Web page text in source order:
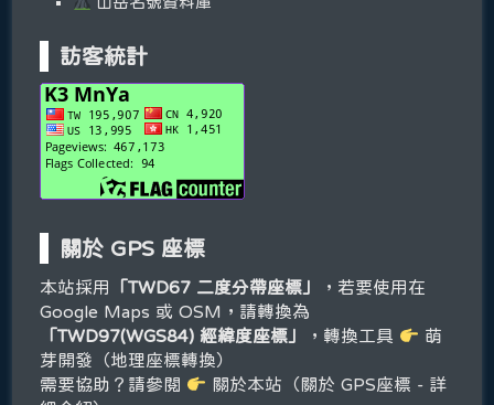
訪客統計
關於 GPS 座標
本站採用 「TWD67 二度分帶座標」
，若要使用在
Google Maps 或 OSM，請轉換為
「TWD97(WGS84) 經緯度座標」
，轉換工具
萌
芽開發（地理座標轉換）
需要協助？請參閱
關於本站（關於 GPS座標 - 詳